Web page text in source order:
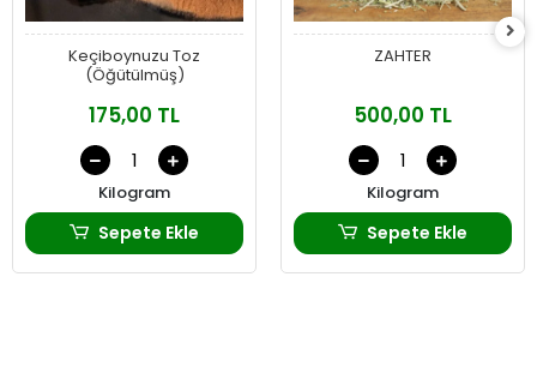
Keçiboynuzu Toz
(Öğütülmüş)
175,00 TL
Kilogram
Sepete Ekle
ZAHTER
500,00 TL
Kilogram
Sepete Ekle